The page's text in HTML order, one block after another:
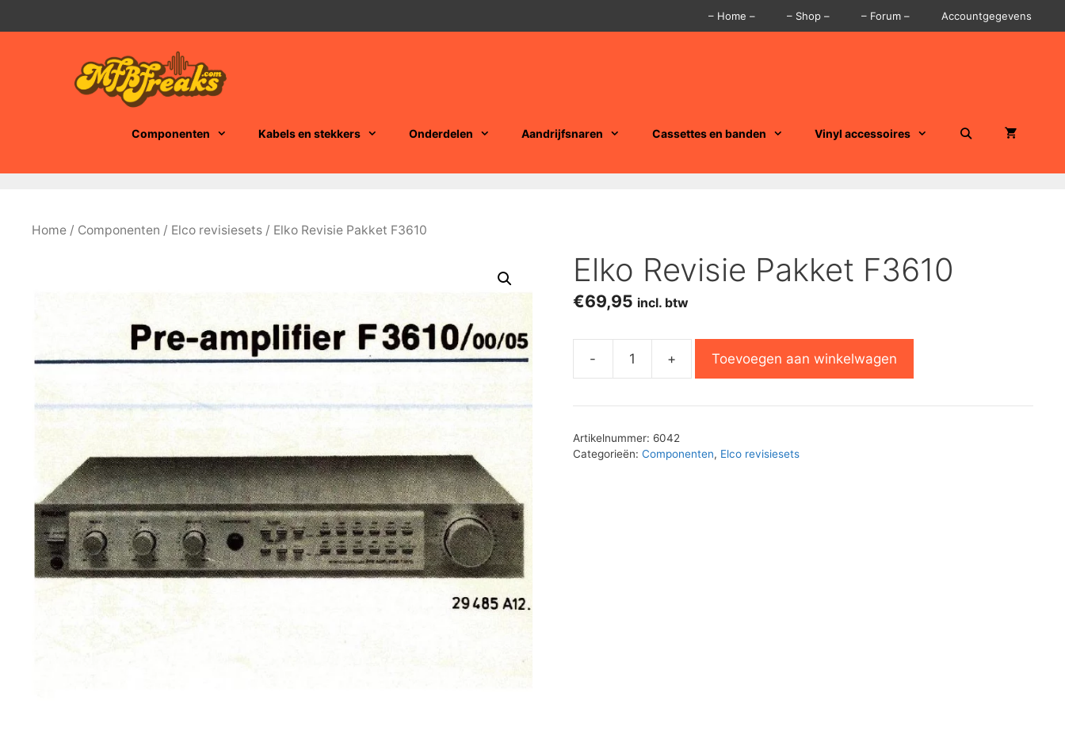
naar
– Home – – Shop – – Forum – Accountgegevens
Componenten Kabels en stekkers Onderdelen Aandrijfsnaren Cassettes en banden Vinyl accessoires
Home / Componenten / Elco revisiesets / Elko Revisie Pakket F3610
Elko Revisie Pakket F3610
€69,95 incl. btw
-
Pakket
aantal
+ Toevoegen aan winkelwagen
Artikelnummer: 6042
Categorieën: Componenten, Elco revisiesets